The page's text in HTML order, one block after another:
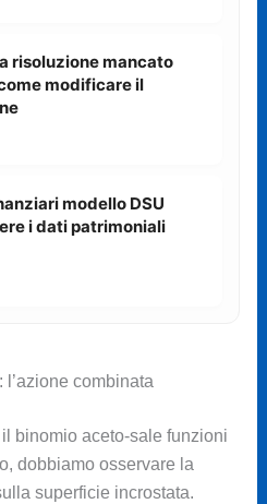
risoluzione mancato
modificare il
modello DSU
i dati patrimoniali
combinata
binomio aceto-sale funzioni
dobbiamo osservare la
superficie incrostata.